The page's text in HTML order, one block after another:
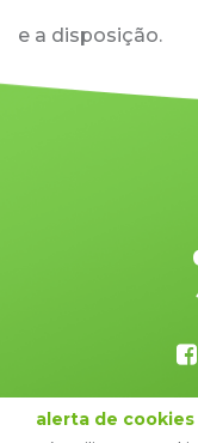
e a disposição.
48 3651-2500
alerta de cookies